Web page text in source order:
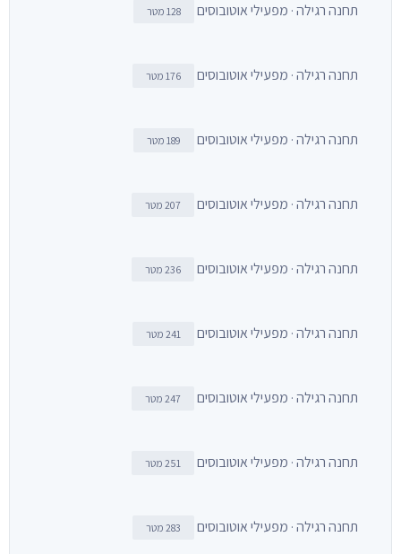
תחנה רגילה · מפעילי אוטובוסים 128 מטר
תחנה רגילה · מפעילי אוטובוסים 176 מטר
תחנה רגילה · מפעילי אוטובוסים 189 מטר
תחנה רגילה · מפעילי אוטובוסים 207 מטר
תחנה רגילה · מפעילי אוטובוסים 236 מטר
תחנה רגילה · מפעילי אוטובוסים 241 מטר
תחנה רגילה · מפעילי אוטובוסים 247 מטר
תחנה רגילה · מפעילי אוטובוסים 251 מטר
תחנה רגילה · מפעילי אוטובוסים 283 מטר